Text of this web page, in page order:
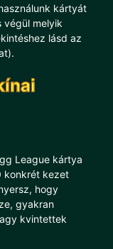
kártyát
végül melyik
lásd az
League kártya
konkrét kezet
hogy
gyakran
kvintettek